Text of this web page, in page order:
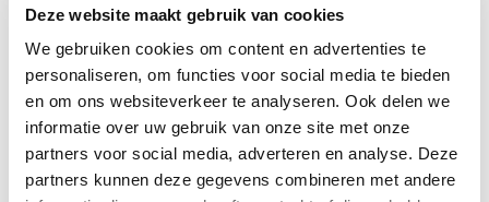
Deze website maakt gebruik van cookies
We gebruiken cookies om content en advertenties te
personaliseren, om functies voor social media te bieden
en om ons websiteverkeer te analyseren. Ook delen we
informatie over uw gebruik van onze site met onze
partners voor social media, adverteren en analyse. Deze
partners kunnen deze gegevens combineren met andere
4.5
star
rating
6 Beoordelingen
Puur Muscle Mass Hond/Kat
Nog maar 1 beschikbaar